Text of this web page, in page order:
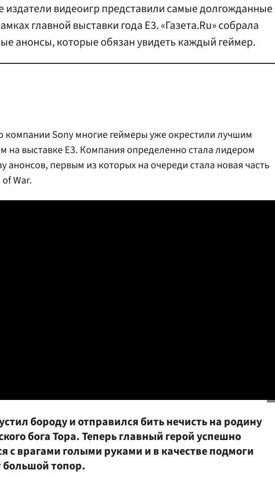
издатели видеоигр представили самые долгожданные
главной выставки года Е3. «Газета.Ru» собрала
анонсы, которые обязан увидеть каждый геймер.
компании Sony многие геймеры уже окрестили лучшим
на выставке Е3. Компания определенно стала лидером
анонсов, первым из которых на очереди стала новая часть
War.
бороду и отправился бить нечисть на родину
бога Тора. Теперь главный герой успешно
с врагами голыми руками и в качестве подмоги
большой топор.